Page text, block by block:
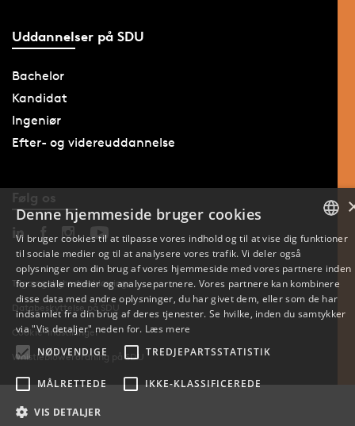
Uddannelser på SDU
Bachelor
Kandidat
Ingeniør
Efter- og videreuddannelse
Følg os
Tilgængelighedserklæring
Databeskyttelse på SDU
Cookie-indstillinger
Whistleblowerordning på SDU
ENGLISH
Denne hjemmeside bruger cookies
Vi bruger cookies til at tilpasse vores indhold og til at vise dig funktioner
til sociale medier og til at analysere vores trafik. Vi deler også
oplysninger om din brug af vores hjemmeside med vores partnere inden
for sociale medier og analysepartnere. Vores partnere kan kombinere
disse data med andre oplysninger, du har givet dem, eller som de har
indsamlet fra din brug af deres tjenester. Se hvilke, inden du samtykker
via "Vis detaljer" neden for. Læs mere
NØDVENDIGE
TREDJEPARTSSTATISTIK
MÅLRETTEDE IKKE-KLASSIFICEREDE
VIS DETALJER